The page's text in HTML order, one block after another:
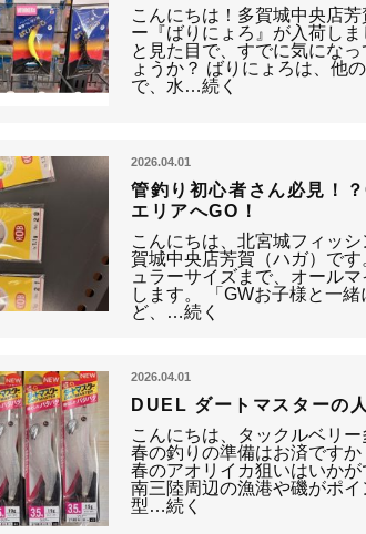
こんにちは！多賀城中央店
ー『ばりにょろ』が入荷し
と見た目で、すでに気にな
ょうか？ ばりにょろは、他
で、水…続く
2026.04.01
管釣り初心者さん必見！
エリアへGO！
こんにちは、北宮城フィッ
賀城中央店芳賀（ハガ）で
ュラーサイズまで、オール
します。 「GWお子様と一
ど、…続く
2026.04.01
DUEL ダートマスターの
こんにちは、タックルベリ
春の釣りの準備はお済ですか
春のアオリイカ狙いはいか
南三陸周辺の漁港や磯がポ
型…続く